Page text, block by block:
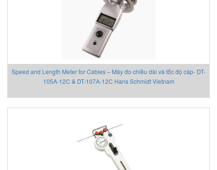
Speed and Length Meter for Cables – Máy đo chiều dài và tốc độ cáp- DT-
105A-12C & DT-107A-12C Hans Schmidt Vietnam